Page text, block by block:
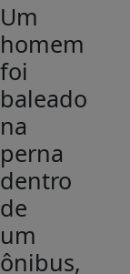
Um
homem
foi
baleado
na
perna
dentro
de
um
ônibus,